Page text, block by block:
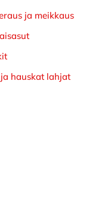
ja meikkaus
hauskat lahjat